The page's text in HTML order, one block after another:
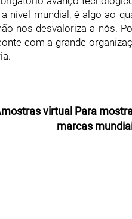
nível mundial, é algo ao
nos desvaloriza a nós.
com a grande
virtual Para
marcas